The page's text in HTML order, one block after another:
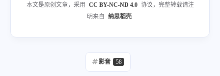
本文是原创文章，采用 CC BY-NC-ND 4.0 协议，完整转载请注
明来自 纳思稻壳
影音 58